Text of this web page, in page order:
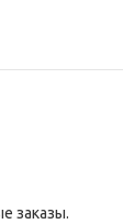
заказы.